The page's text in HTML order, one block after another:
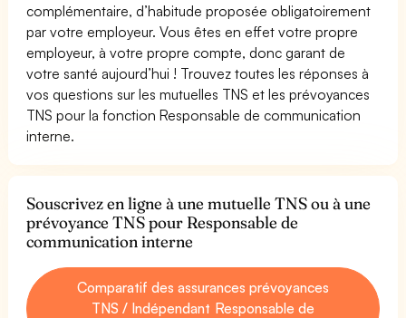
complémentaire, d’habitude proposée obligatoirement
par votre employeur. Vous êtes en effet votre propre
employeur, à votre propre compte, donc garant de
votre santé aujourd’hui ! Trouvez toutes les réponses à
vos questions sur les mutuelles TNS et les prévoyances
TNS pour la fonction Responsable de communication
interne.
Souscrivez en ligne à une mutuelle TNS ou à une
prévoyance TNS pour Responsable de
communication interne
Comparatif des assurances prévoyances
TNS / Indépendant Responsable de